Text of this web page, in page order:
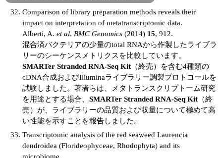
Comparison of library preparation methods reveals their
impact on interpretation of metatranscriptomic data.
Alberti, A. et al. BMC Genomics (2014) 15, 912.
混合済バクテリアの少量のtotal RNAから作製したライブラ
リーのシーケンスメトリクスを比較しています。
SMARTer Stranded RNA-Seq Kit （終売）を含む4種類の
cDNA合成およびIlluminaライブラリー調製プロトコールを
試験しました。著者らは、メタトランスクリプトーム研究
を用途とする場合、 SMARTer Stranded RNA-Seq Kit （終
売）が、ライブラリーの品質および収量について極めて高
い性能を示すことを報告しました。
Transcriptomic analysis of the red seaweed Laurencia
dendroidea (Florideophyceae, Rhodophyta) and its